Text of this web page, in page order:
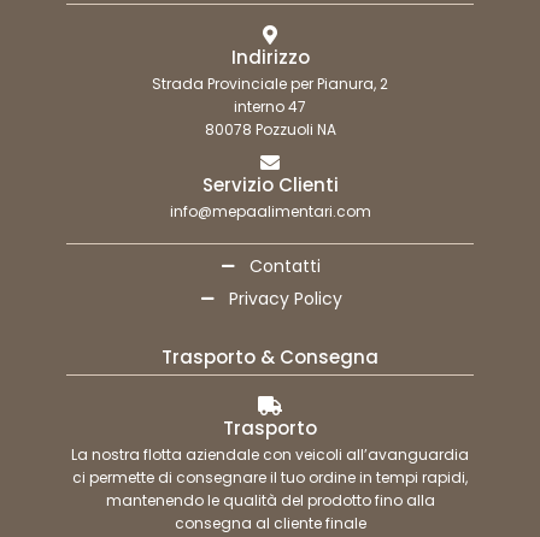
Indirizzo
Strada Provinciale per Pianura, 2
interno 47
80078 Pozzuoli NA
Servizio Clienti
info@mepaalimentari.com
Contatti
Privacy Policy
Trasporto & Consegna
Trasporto
La nostra flotta aziendale con veicoli all’avanguardia
ci permette di consegnare il tuo ordine in tempi rapidi,
mantenendo le qualità del prodotto fino alla
consegna al cliente finale